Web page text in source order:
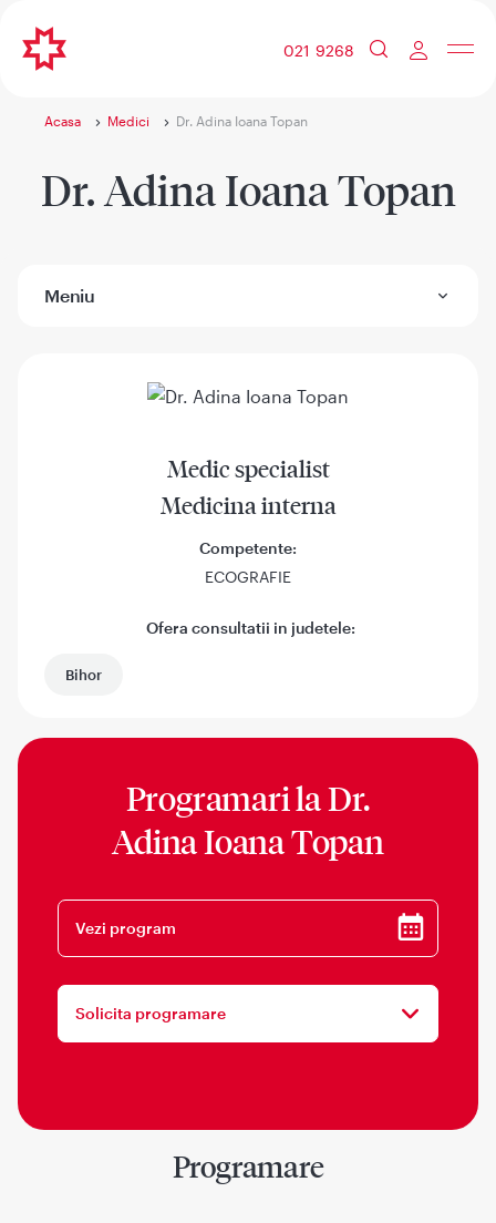
021 9268
Acasa Medici Dr. Adina Ioana Topan
Dr. Adina Ioana Topan
Meniu
Medic specialist
Medicina interna
Competente:
ECOGRAFIE
Ofera consultatii in judetele:
Bihor
Programari laDr.
Adina Ioana Topan
Vezi program
Solicita programare
Programare